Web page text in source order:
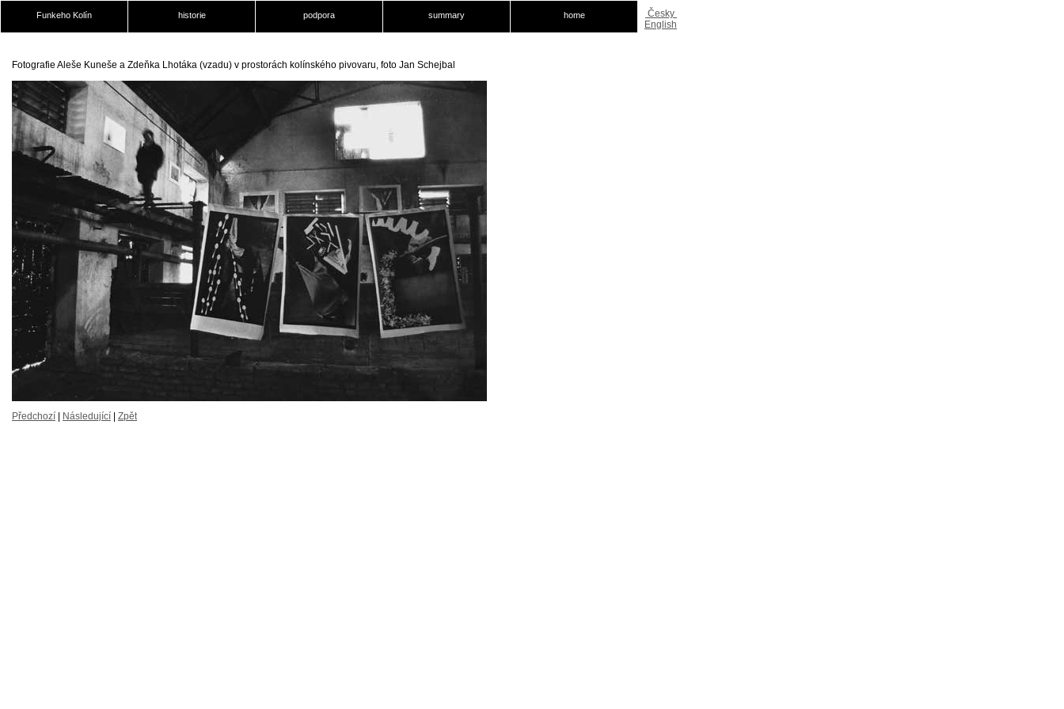
Funkeho Kolín historie podpora summary home
Česky
English
Fotografie Aleše Kuneše a Zdeňka Lhotáka (vzadu) v prostorách kolínského pivovaru, foto Jan Schejbal
Předchozí Následující Zpět